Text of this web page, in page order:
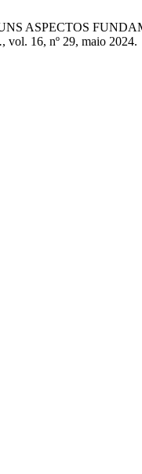
ASPECTOS
, vol. 16, nº 29, maio 2024.